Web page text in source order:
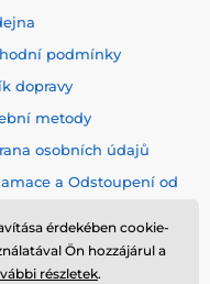
podmínky
dopravy
metody
osobních údajů
a Odstoupení od
érdekében cookie-
Ön hozzájárul a
részletek.